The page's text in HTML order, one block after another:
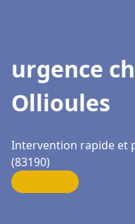
urgence
Ollioules
Intervention rapide et
(83190)